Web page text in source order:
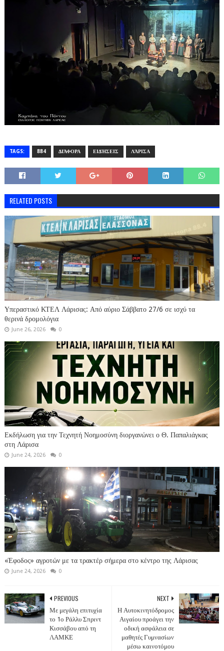
TAGS: 884 ΔΙΆΦΟΡΑ ΕΙΔΉΣΕΙΣ ΛΆΡΙΣΑ
RELATED POSTS
Υπεραστικό ΚΤΕΛ Λάρισας: Από αύριο Σάββατο 27/6 σε ισχύ τα
θερινά δρομολόγια
June 26, 2026 0
Εκδήλωση για την Τεχνητή Νοημοσύνη διοργανώνει ο Θ. Παπαλιάγκας
στη Λάρισα
June 24, 2026 0
«Έφοδος» αγροτών με τα τρακτέρ σήμερα στο κέντρο της Λάρισας
June 24, 2026 0
NEXT
Η Αυτοκινητόδρομος
Αιγαίου προάγει την
οδική ασφάλεια σε
μαθητές Γυμνασίων
μέσω καινοτόμου
PREVIOUS
Με μεγάλη επιτυχία
το 1ο Ράλλυ Σπριντ
Κισσάβου από τη
ΛΑΜΚΕ